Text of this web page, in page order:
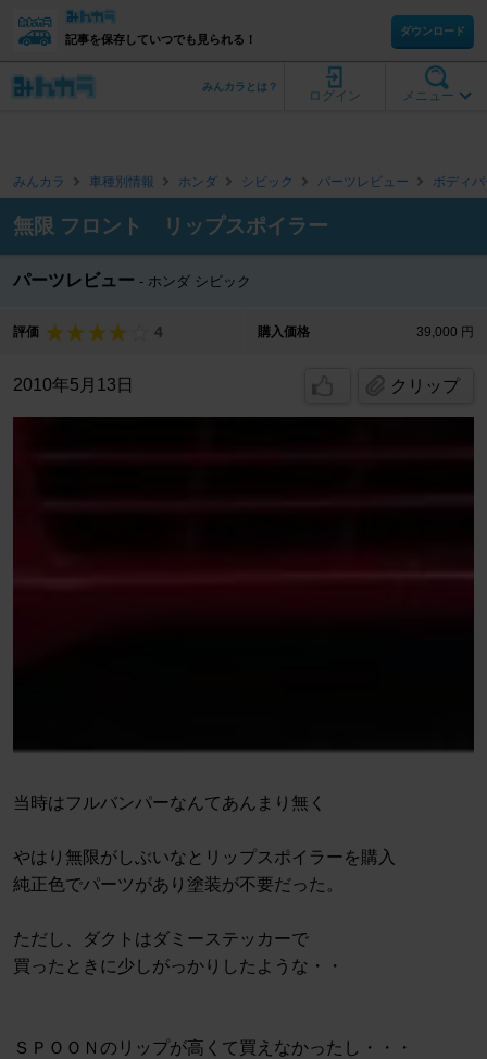
記事を保存していつでも見られる！
ダウンロード
メニュー
ログイン
みんカラとは？
みんカラ 車種別情報 ホンダ シビック パーツレビュー ボディ
無限 フロント リップスポイラー
パーツレビュー ホンダ シビック
評価 4 購入価格 39,000 円
2010年5月13日 クリップ
当時はフルバンパーなんてあんまり無く
やはり無限がしぶいなとリップスポイラーを購入
純正色でパーツがあり塗装が不要だった。
ただし、ダクトはダミーステッカーで
買ったときに少しがっかりしたような・・
ＳＰＯＯＮのリップが高くて買えなかったし・・・